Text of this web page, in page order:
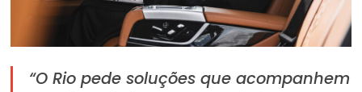
“O Rio pede soluções que acompanhem